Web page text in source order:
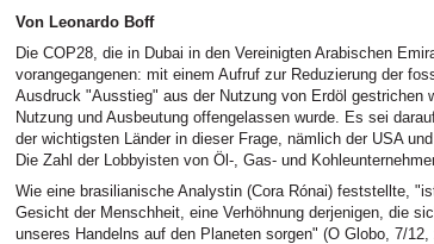
Von Leonardo Boff
Die COP28, die in Dubai in den Vereinigten Arabischen
vorangegangenen: mit einem Aufruf zur Reduzierung der
Ausdruck "Ausstieg" aus der Nutzung von Erdöl gestrichen
Nutzung und Ausbeutung offengelassen wurde. Es sei
der wichtigsten Länder in dieser Frage, nämlich der USA
Die Zahl der Lobbyisten von Öl-, Gas- und
Wie eine brasilianische Analystin (Cora Rónai) feststellte,
Gesicht der Menschheit, eine Verhöhnung derjenigen, die
unseres Handelns auf den Planeten sorgen" (O Globo, 7/